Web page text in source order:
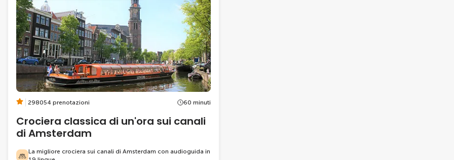
298054 prenotazioni 60 minuti
Crociera classica di un'ora sui canali
di Amsterdam
La migliore crociera sui canali di Amsterdam con audioguida in